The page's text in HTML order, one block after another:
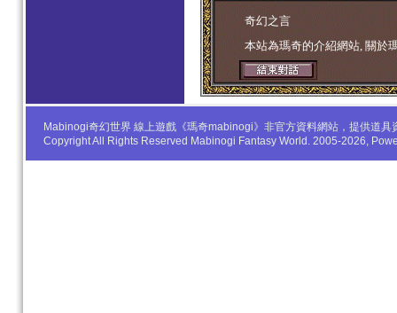
学生妹 奇幻之言
本站為瑪奇的介紹網站, 關於
Mabinogi奇幻世界 線上遊戲《瑪奇mabinogi》非官方資料網站，提供道
Copyright All Rights Reserved Mabinogi Fantasy World. 2005-2026,